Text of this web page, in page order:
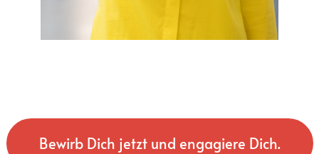
Bewirb Dich jetzt und engagiere Dich.